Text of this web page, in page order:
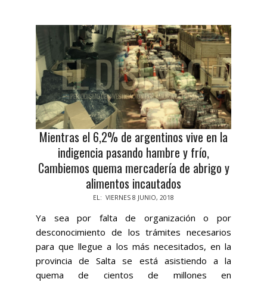
Mientras el 6,2% de argentinos vive en la
indigencia pasando hambre y frío,
Cambiemos quema mercadería de abrigo y
alimentos incautados
EL: VIERNES 8 JUNIO, 2018
Ya sea por falta de organización o por
desconocimiento de los trámites necesarios
para que llegue a los más necesitados, en la
provincia de Salta se está asistiendo a la
quema de cientos de millones en